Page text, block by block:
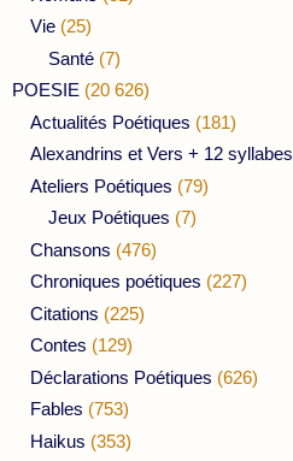
Vie (25)
Santé (7)
POESIE (20 626)
Actualités Poétiques (181)
Alexandrins et Vers + 12 syllabes
Ateliers Poétiques (79)
Jeux Poétiques (7)
Chansons (476)
Chroniques poétiques (227)
Citations (225)
Contes (129)
Déclarations Poétiques (626)
Fables (753)
Haikus (353)